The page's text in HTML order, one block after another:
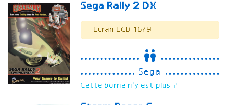
Sega Rally 2DX
Ecran LCD 16/9
Sega
Cette borne n'y est plus ?